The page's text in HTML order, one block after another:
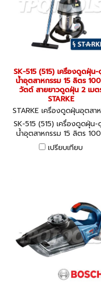
SK-515 (515) เครื่องดูดฝุ่น
น้ำอุตสาหกรรม 15 ลิตร
วัตต์ สายยาวดูดฝุ่น 2 เมต
STARKE
STARKE เครื่องดูดฝุ่นอุตสา
รม SK-515 (515)
SK-515 (515) เครื่องดูดฝุ่น
น้ำอุตสาหกรรม 15 ลิตร
วัตต์ สายยาวดูดฝุ่น 2 เมตร
STARKE
เปรียบเทียบ